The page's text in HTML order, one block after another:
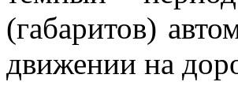
(габаритов)
движении на